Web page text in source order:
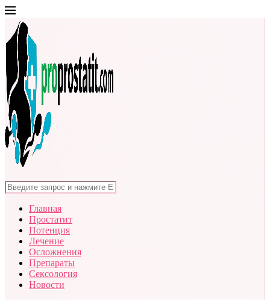
Главная
Простатит
Потенция
Лечение
Осложнения
Препараты
Сексология
Новости